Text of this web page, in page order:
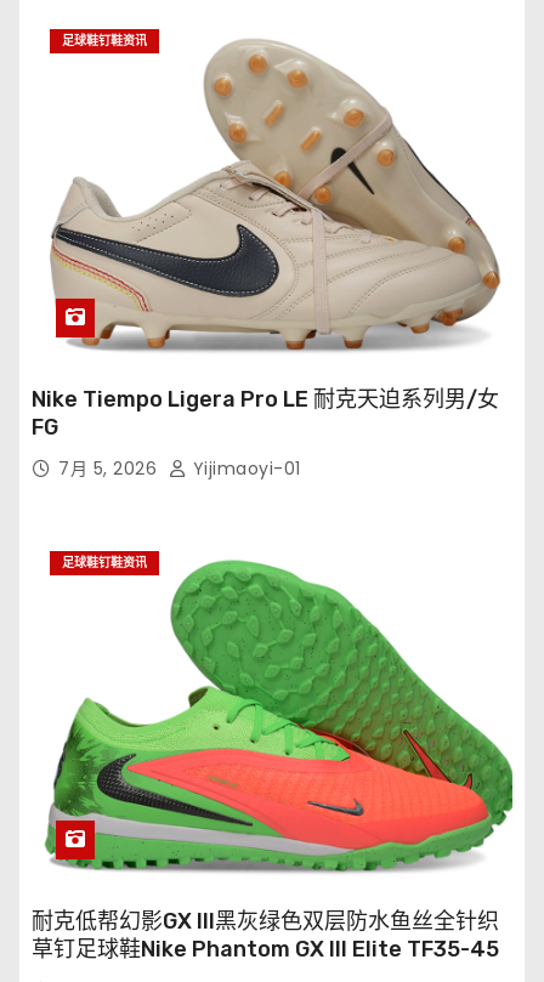
足球鞋钉鞋资讯
Nike Tiempo Ligera Pro LE 耐克天迫系列男/女
FG
7月 5, 2026 Yijimaoyi-01
足球鞋钉鞋资讯
耐克低帮幻影GX III黑灰绿色双层防水鱼丝全针织
草钉足球鞋Nike Phantom GX III Elite TF35-45